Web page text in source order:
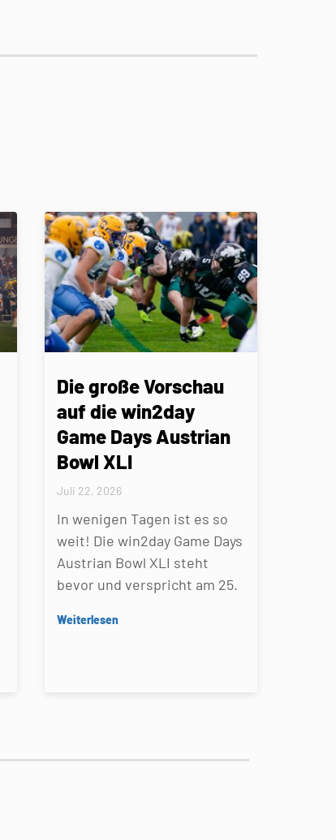
Die große Vorschau
auf die win2day
Game Days Austrian
Bowl XLI
Juli 22, 2026
In wenigen Tagen ist es so
weit! Die win2day Game Days
Austrian Bowl XLI steht
bevor und verspricht am 25.
Weiterlesen